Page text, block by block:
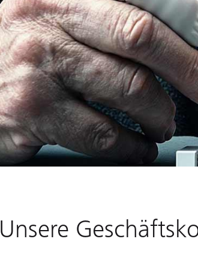
Unsere